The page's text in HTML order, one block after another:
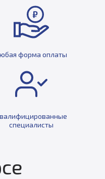
форма оплаты
специалисты